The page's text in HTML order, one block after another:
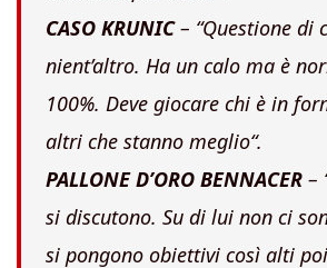
CASO KRUNIC– “Questione di
nient’altro. Ha un calo ma è
100%. Deve giocare chi è in
altri che stanno meglio“.
PALLONE D’ORO BENNACER –
si discutono. Su di lui non ci
si pongono obiettivi così alti